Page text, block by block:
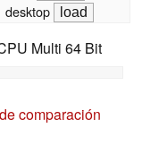
desktop
Multi 64 Bit
comparación